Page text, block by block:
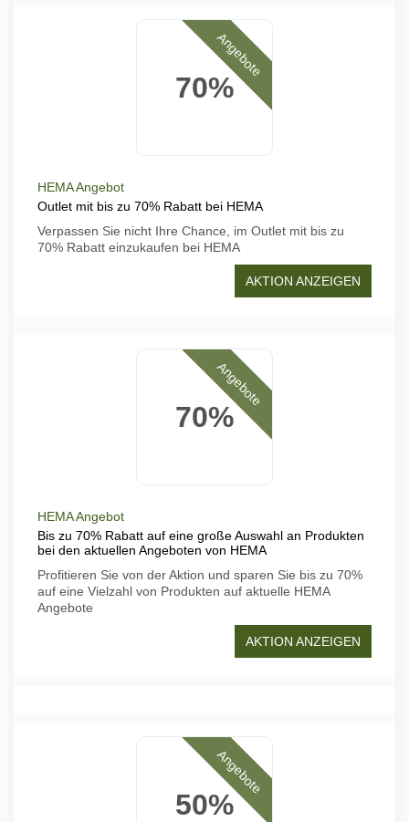
70%
Angebote
HEMA Angebot
Outlet mit bis zu 70% Rabatt bei HEMA
Verpassen Sie nicht Ihre Chance, im Outlet mit bis zu
70% Rabatt einzukaufen bei HEMA
AKTION ANZEIGEN
70%
Angebote
HEMA Angebot
Bis zu 70% Rabatt auf eine große Auswahl an Produkten
bei den aktuellen Angeboten von HEMA
Profitieren Sie von der Aktion und sparen Sie bis zu 70%
auf eine Vielzahl von Produkten auf aktuelle HEMA
Angebote
AKTION ANZEIGEN
50%
Angebote